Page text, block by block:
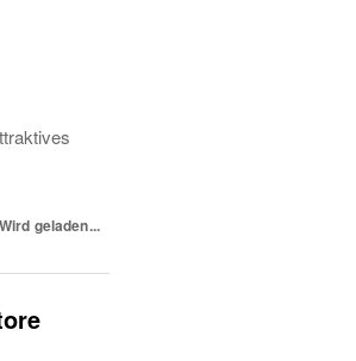
Wird geladen...